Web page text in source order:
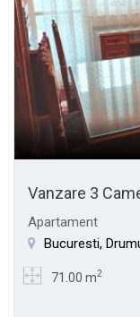
Vanzare 3
Apartament
Bucuresti,
71.00 m2